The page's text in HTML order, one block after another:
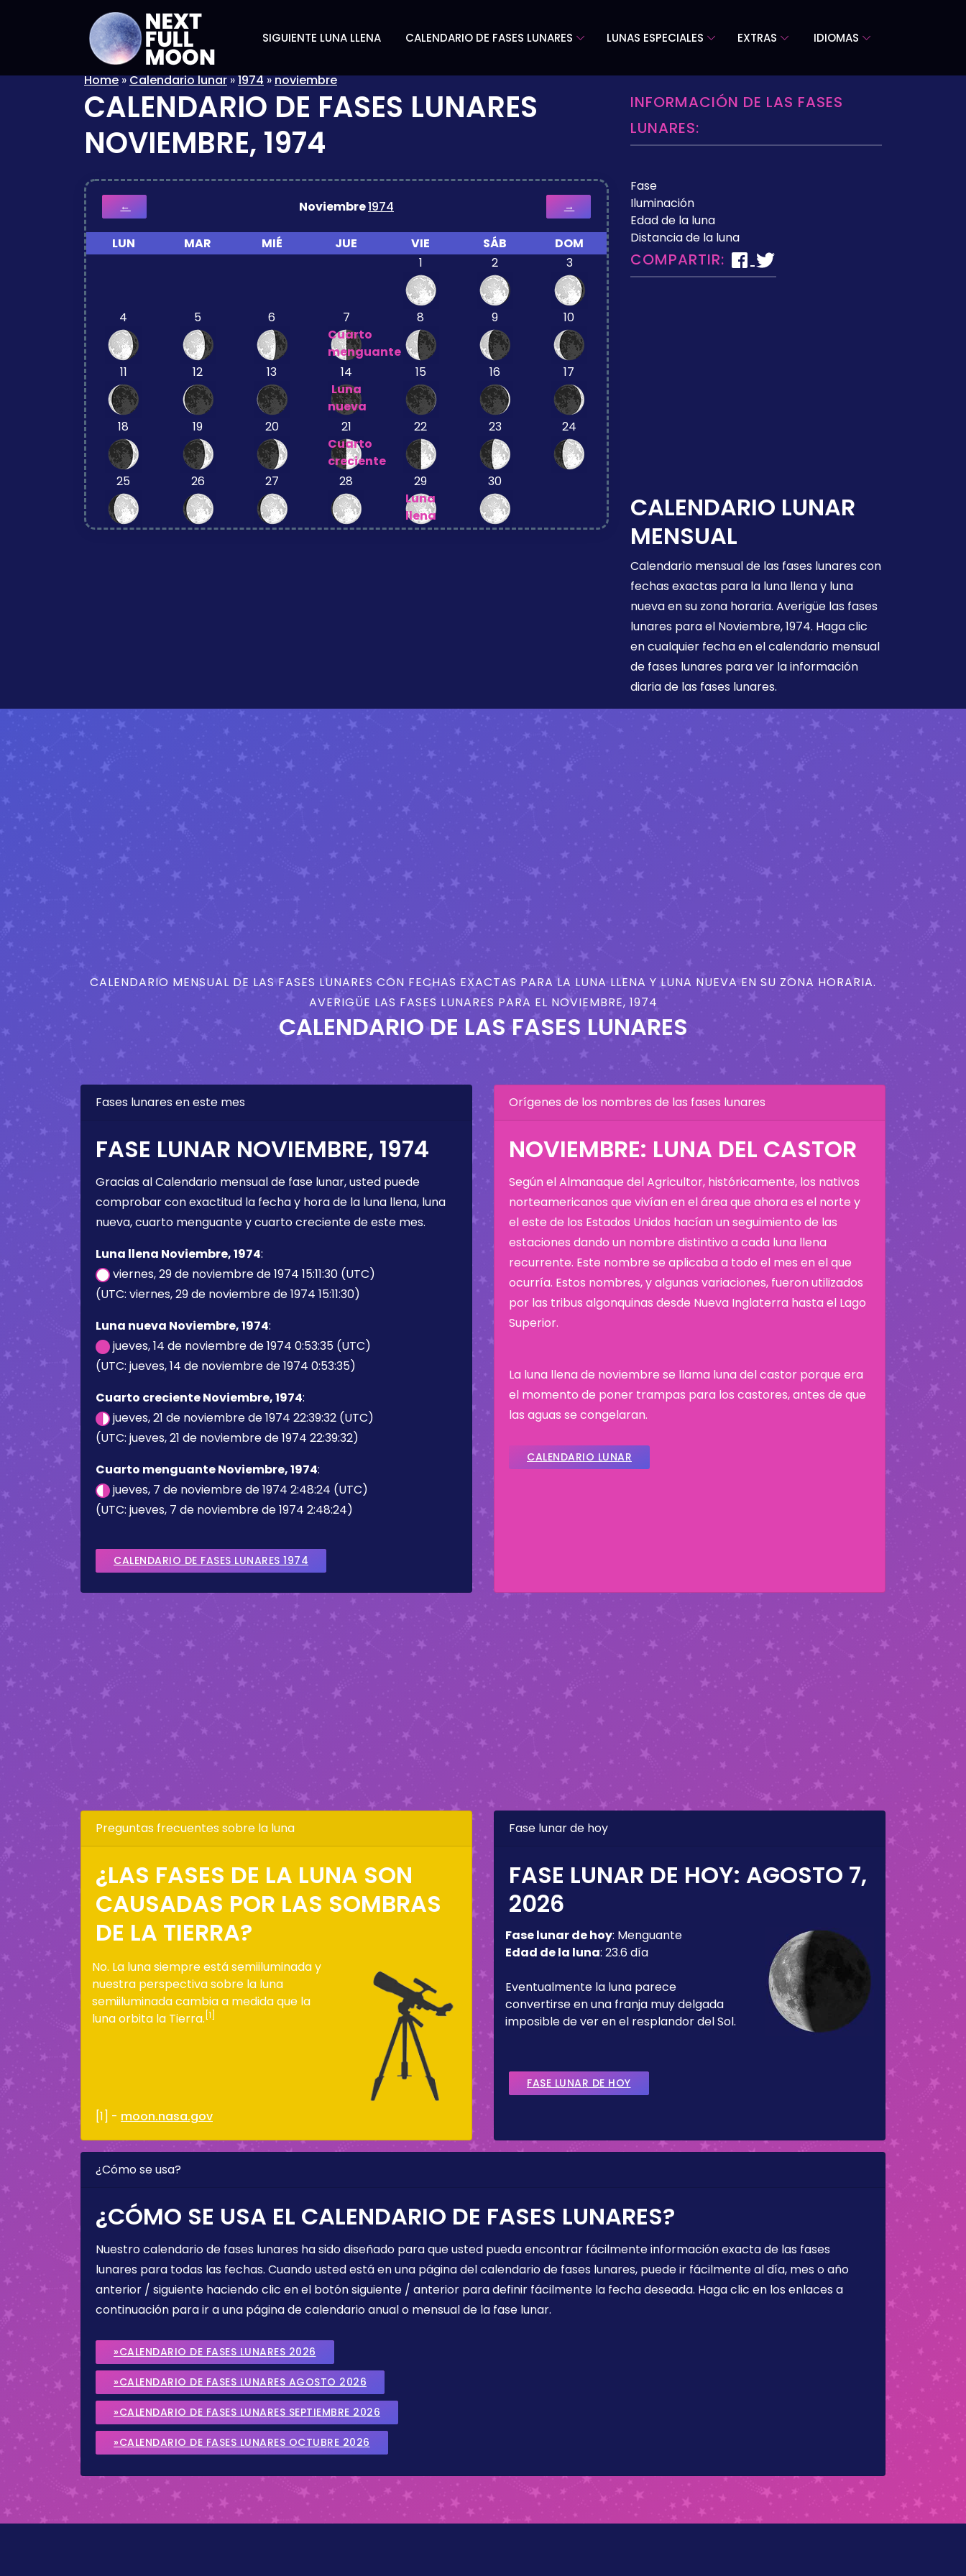
SIGUIENTE LUNA LLENA CALENDARIO DE FASES LUNARES LUNAS ESPECIALES EXTRAS IDIOMAS
Home»Calendario lunar»1974»noviembre
CALENDARIO DE FASES LUNARES
NOVIEMBRE, 1974
← Noviembre1974 →
LUN MAR MIÉ JUE VIE SÁB
DOM
1
2 3
4 5 6
7
Cuarto
menguante
8 9 10
11 12 13
14
Luna
nueva
15 16 17
18 19 20
21
Cuarto
creciente
22 23 24
25 26 27 28
29
Luna
llena
30
INFORMACIÓN DE LAS FASES
LUNARES:
Fase
Iluminación
Edad de la luna
Distancia de la luna
COMPARTIR:
CALENDARIO LUNAR
MENSUAL
Calendario mensual de las fases lunares con
fechas exactas para la luna llena y luna
nueva en su zona horaria. Averigüe las fases
lunares para el Noviembre, 1974. Haga clic
en cualquier fecha en el calendario mensual
de fases lunares para ver la información
diaria de las fases lunares.
CALENDARIO MENSUAL DE LAS FASES LUNARES CON FECHAS EXACTAS PARA LA LUNA LLENA Y LUNA NUEVA EN SU ZONA HORARIA.
AVERIGÜE LAS FASES LUNARES PARA EL NOVIEMBRE, 1974
CALENDARIO DE LAS FASES LUNARES
Fases lunares en este mes
FASE LUNAR NOVIEMBRE, 1974
Gracias al Calendario mensual de fase lunar, usted puede
comprobar con exactitud la fecha y hora de la luna llena, luna
nueva, cuarto menguante y cuarto creciente de este mes.
Luna llena Noviembre, 1974:
viernes, 29 de noviembre de 1974 15:11:30 (UTC)
(UTC: viernes, 29 de noviembre de 1974 15:11:30)
Luna nueva Noviembre, 1974:
jueves, 14 de noviembre de 1974 0:53:35 (UTC)
(UTC: jueves, 14 de noviembre de 1974 0:53:35)
Cuarto creciente Noviembre, 1974:
jueves, 21 de noviembre de 1974 22:39:32 (UTC)
(UTC: jueves, 21 de noviembre de 1974 22:39:32)
Cuarto menguante Noviembre, 1974:
jueves, 7 de noviembre de 1974 2:48:24 (UTC)
(UTC: jueves, 7 de noviembre de 1974 2:48:24)
CALENDARIO DE FASES LUNARES 1974
Orígenes de los nombres de las fases lunares
NOVIEMBRE: LUNA DEL CASTOR
Según el Almanaque del Agricultor, históricamente, los nativos
norteamericanos que vivían en el área que ahora es el norte y
el este de los Estados Unidos hacían un seguimiento de las
estaciones dando un nombre distintivo a cada luna llena
recurrente. Este nombre se aplicaba a todo el mes en el que
ocurría. Estos nombres, y algunas variaciones, fueron utilizados
por las tribus algonquinas desde Nueva Inglaterra hasta el Lago
Superior.
La luna llena de noviembre se llama luna del castor porque era
el momento de poner trampas para los castores, antes de que
las aguas se congelaran.
CALENDARIO LUNAR
Preguntas frecuentes sobre la luna
¿LAS FASES DE LA LUNA SON
CAUSADAS POR LAS SOMBRAS
DE LA TIERRA?
No. La luna siempre está semiiluminada y
nuestra perspectiva sobre la luna
semiiluminada cambia a medida que la
luna orbita la Tierra. [1]
[1] - moon.nasa.gov
Fase lunar de hoy
FASE LUNAR DE HOY: AGOSTO 7,
2026
Fase lunar de hoy: Menguante
Edad de la luna: 23.6 día
Eventualmente la luna parece
convertirse en una franja muy delgada
imposible de ver en el resplandor del Sol.
FASE LUNAR DE HOY
¿Cómo se usa?
¿CÓMO SE USA EL CALENDARIO DE FASES LUNARES?
Nuestro calendario de fases lunares ha sido diseñado para que usted pueda encontrar fácilmente información exacta de las fases
lunares para todas las fechas. Cuando usted está en una página del calendario de fases lunares, puede ir fácilmente al día, mes o año
anterior / siguiente haciendo clic en el botón siguiente / anterior para definir fácilmente la fecha deseada. Haga clic en los enlaces a
continuación para ir a una página de calendario anual o mensual de la fase lunar.
»CALENDARIO DE FASES LUNARES 2026
»CALENDARIO DE FASES LUNARES AGOSTO 2026
»CALENDARIO DE FASES LUNARES SEPTIEMBRE 2026
»CALENDARIO DE FASES LUNARES OCTUBRE 2026